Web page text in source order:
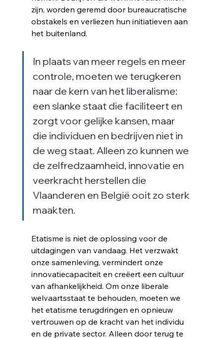
e
g
zijn, worden geremd door bureaucratische
obstakels en verliezen hun initiatieven aan
het buitenland.
In plaats van meer regels en meer
controle, moeten we terugkeren
naar de kern van het liberalisme:
een slanke staat die faciliteert en
zorgt voor gelijke kansen, maar
die individuen en bedrijven niet in
de weg staat. Alleen zo kunnen we
de zelfredzaamheid, innovatie en
veerkracht herstellen die
Vlaanderen en België ooit zo sterk
maakten.
Etatisme is niet de oplossing voor de
uitdagingen van vandaag. Het verzwakt
onze samenleving, vermindert onze
innovatiecapaciteit en creëert een cultuur
van afhankelijkheid. Om onze liberale
welvaartsstaat te behouden, moeten we
het etatisme terugdringen en opnieuw
vertrouwen op de kracht van het individu
en de private sector. Alleen door terug te